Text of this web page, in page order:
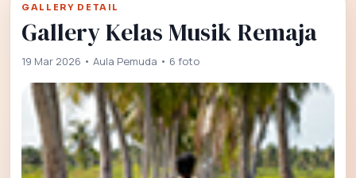
GALLERY DETAIL
Gallery Kelas Musik Remaja
19 Mar 2026 • Aula Pemuda • 6 foto